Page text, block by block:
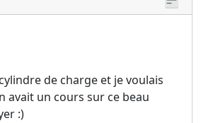
de charge et je voulais
avait un cours sur ce beau
:)